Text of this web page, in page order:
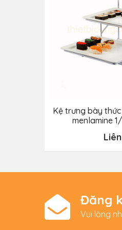
Kệ trưng bày
menlamine
Đăng
Vui lòng